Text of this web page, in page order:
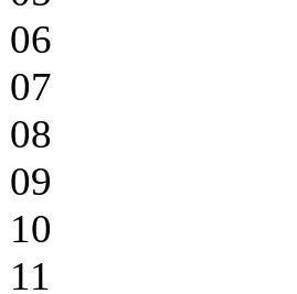
06
07
08
09
10
11